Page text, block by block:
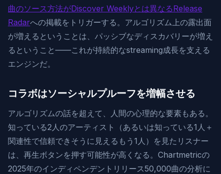
曲のソース方法がDiscover Weeklyとは異なるRelease
Radarへの掲載をトリガーする。アルゴリズム上の露出面
が増えるということは、パッシブなディスカバリーが増え
るということ——これが持続的なstreaming成長を支える
エンジンだ。
コラボはソーシャルプルーフを増幅させる
アルゴリズムの話を超えて、人間の心理的な要素もある。
知っている2人のアーティスト（あるいは知っている1人＋
関連性で信頼できそうに見えるもう1人）を見たリスナー
は、再生ボタンを押す可能性が高くなる。Chartmetricの
2025年のインディペンデントリリース50,000曲の分析に